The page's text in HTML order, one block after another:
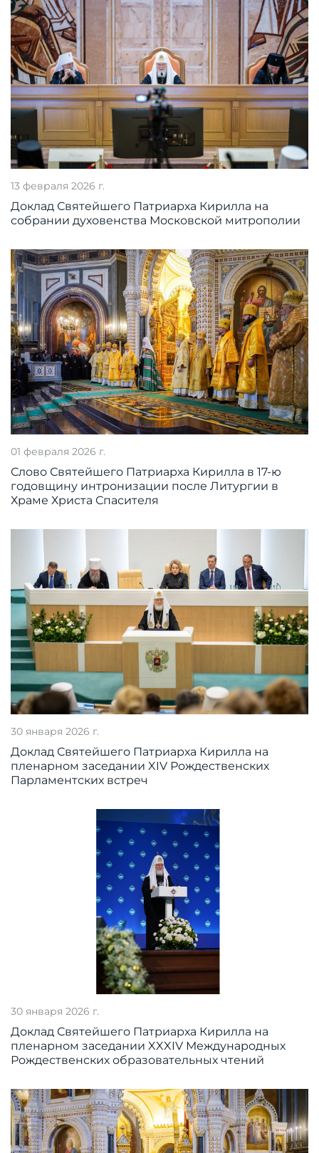
13 февраля 2026 г.
Доклад Святейшего Патриарха Кирилла на
собрании духовенства Московской митрополии
01 февраля 2026 г.
Слово Святейшего Патриарха Кирилла в 17-ю
годовщину интронизации после Литургии в
Храме Христа Спасителя
30 января 2026 г.
Доклад Святейшего Патриарха Кирилла на
пленарном заседании XIV Рождественских
Парламентских встреч
30 января 2026 г.
Доклад Святейшего Патриарха Кирилла на
пленарном заседании XXXIV Международных
Рождественских образовательных чтений